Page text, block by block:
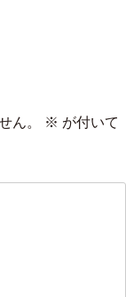
ん。 ※ が付いて